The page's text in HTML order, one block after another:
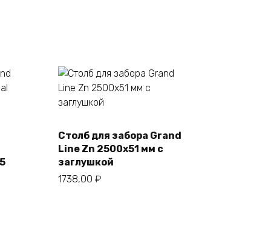
В корзину
Столб для забора Grand
Line Zn 2500х51 мм с
заглушкой
1738,00 ₽